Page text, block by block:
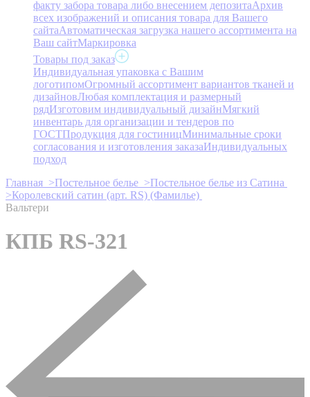
факту забора товара либо внесением депозитаАрхив
всех изображений и описания товара для Вашего
сайтаАвтоматическая загрузка нашего ассортимента на
Ваш сайтМаркировка
Товары под заказ
Индивидуальная упаковка с Вашим
логотипомОгромный ассортимент вариантов тканей и
дизайновЛюбая комплектация и размерный
рядИзготовим индивидуальный дизайнМягкий
инвентарь для организации и тендеров по
ГОСТПродукция для гостиницМинимальные сроки
согласования и изготовления заказаИндивидуальных
подход
Главная >Постельное белье >Постельное белье из Сатина
>Королевский сатин (арт. RS) (Фамилье)
Вальтери
КПБ RS-321